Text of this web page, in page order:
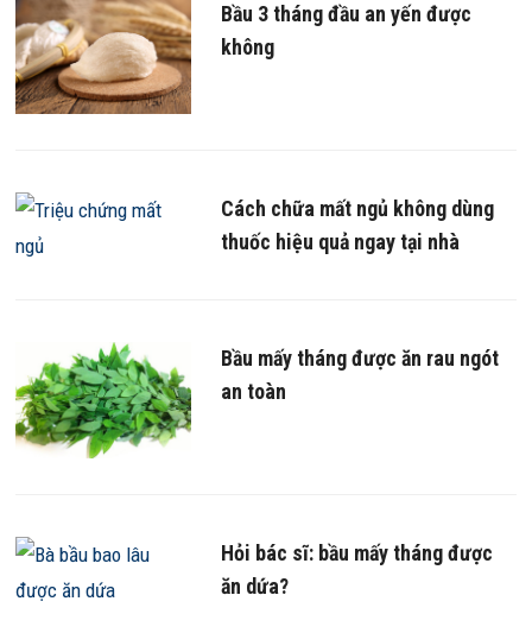
Bầu 3 tháng đầu an yến được
không
Cách chữa mất ngủ không dùng
thuốc hiệu quả ngay tại nhà
Bầu mấy tháng được ăn rau ngót
an toàn
Hỏi bác sĩ: bầu mấy tháng được
ăn dứa?